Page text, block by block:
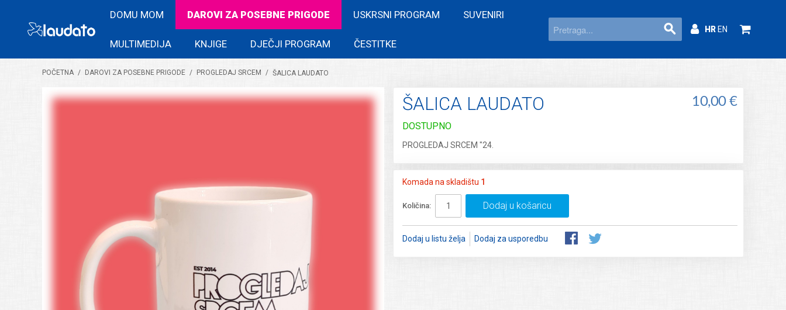
DOMU MOM DAROVI ZA POSEBNE PRIGODE USKRSNI PROGRAM SUVENIRI
MULTIMEDIJA KNJIGE DJEČJI PROGRAM ČESTITKE
HREN
POČETNA / DAROVI ZA POSEBNE PRIGODE / PROGLEDAJ SRCEM / ŠALICA LAUDATO
ŠALICA LAUDATO 10,00 €
DOSTUPNO
PROGLEDAJ SRCEM "24.
Komada na skladištu 1
Količina: Dodaj u košaricu
Dodaj u listu želja Dodaj za usporedbu